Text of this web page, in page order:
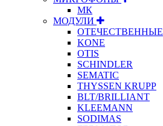
МК
МОДУЛИ
ОТЕЧЕСТВЕННЫЕ
KONE
OTIS
SCHINDLER
SEMATIC
THYSSEN KRUPP
BLT/BRILLIANT
KLEEMANN
SODIMAS